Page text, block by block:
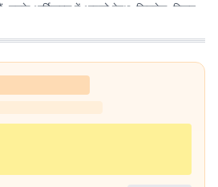
हैं. उनके आर्टिकल्स में आपको हेल्थ, फिटनेस, स्किन-
घरेलू नुस्खे, रिलेशनशिप और वास्तु शास्त्र जैसी
और अच्छी सेहत सौरभ की निजी जिंदगी का भी
लिखते हैं, उन्हें अपनी रूटीन में फॉलो भी करते हैं.
चीज को खुद एक्सपीरियंस करते हैं, तभी दूसरों तक
सकते हैं. उनकी हमेशा यही कोशिश रहती है कि वे